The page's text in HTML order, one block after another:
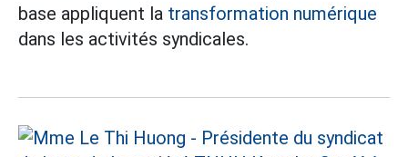
base appliquent la transformation numérique
dans les activités syndicales.